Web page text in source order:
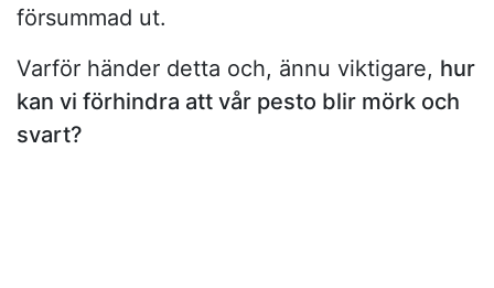
försummad ut.
Varför händer detta och, ännu viktigare, hur
kan vi förhindra att vår pesto blir mörk och
svart?